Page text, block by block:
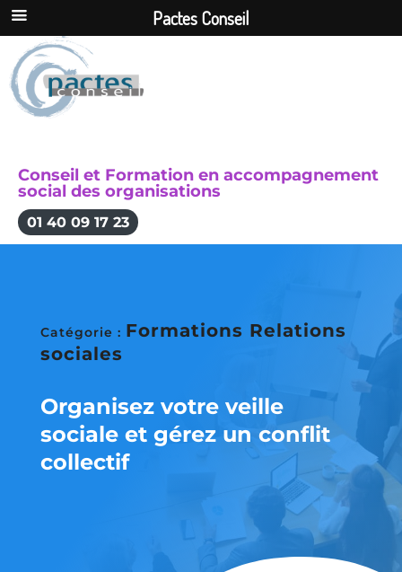
Conseil et Formation en accompagnement
social des organisations
01 40 09 17 23
Catégorie : Formations Relations
sociales
Organisez votre veille
sociale et gérez un conflit
collectif
Pactes Conseil